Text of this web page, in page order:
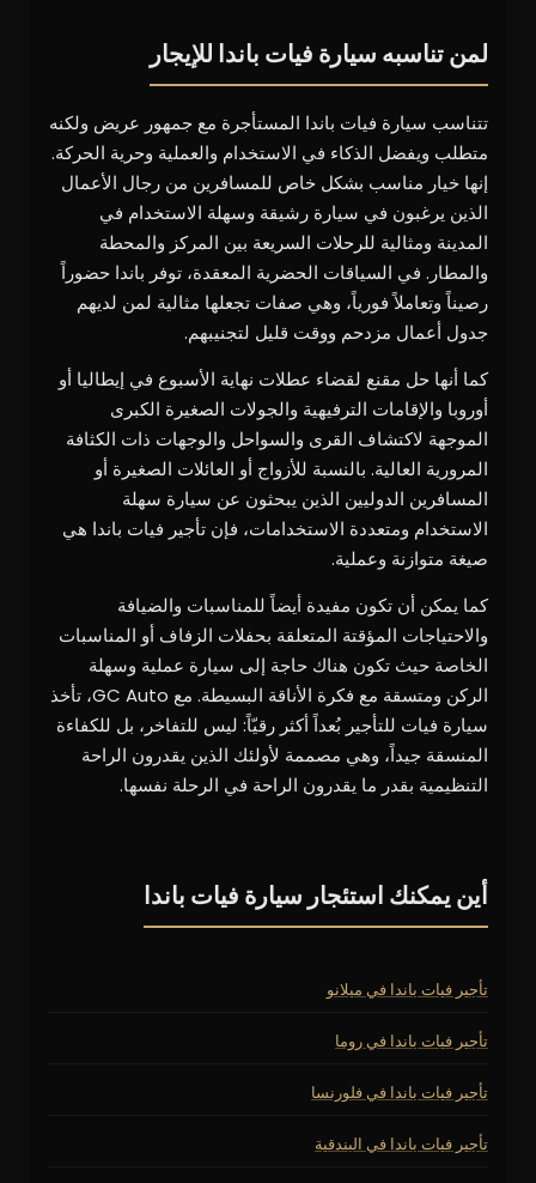
لمن تناسبه سيارة فيات باندا للإيجار
تتناسب سيارة فيات باندا المستأجرة مع جمهور عريض ولكنه
متطلب ويفضل الذكاء في الاستخدام والعملية وحرية الحركة.
إنها خيار مناسب بشكل خاص للمسافرين من رجال الأعمال
الذين يرغبون في سيارة رشيقة وسهلة الاستخدام في
المدينة ومثالية للرحلات السريعة بين المركز والمحطة
والمطار. في السياقات الحضرية المعقدة، توفر باندا حضوراً
رصيناً وتعاملاً فورياً، وهي صفات تجعلها مثالية لمن لديهم
جدول أعمال مزدحم ووقت قليل لتجنيبهم.
كما أنها حل مقنع لقضاء عطلات نهاية الأسبوع في إيطاليا أو
أوروبا والإقامات الترفيهية والجولات الصغيرة الكبرى
الموجهة لاكتشاف القرى والسواحل والوجهات ذات الكثافة
المرورية العالية. بالنسبة للأزواج أو العائلات الصغيرة أو
المسافرين الدوليين الذين يبحثون عن سيارة سهلة
الاستخدام ومتعددة الاستخدامات، فإن تأجير فيات باندا هي
صيغة متوازنة وعملية.
كما يمكن أن تكون مفيدة أيضاً للمناسبات والضيافة
والاحتياجات المؤقتة المتعلقة بحفلات الزفاف أو المناسبات
الخاصة حيث تكون هناك حاجة إلى سيارة عملية وسهلة
الركن ومتسقة مع فكرة الأناقة البسيطة. مع GC Auto، تأخذ
سيارة فيات للتأجير بُعداً أكثر رقيّاً: ليس للتفاخر، بل للكفاءة
المنسقة جيداً، وهي مصممة لأولئك الذين يقدرون الراحة
التنظيمية بقدر ما يقدرون الراحة في الرحلة نفسها.
أين يمكنك استئجار سيارة فيات باندا
تأجير فيات باندا في ميلانو
تأجير فيات باندا في روما
تأجير فيات باندا في فلورنسا
تأجير فيات باندا في البندقية